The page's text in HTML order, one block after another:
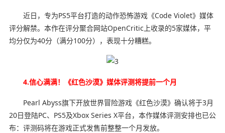
近日，专为PS5平台打造的动作恐怖游戏《Code Violet》媒体
评分解禁。本作在评分聚合网站OpenCritic上收录的5家媒体，平
均分仅为40分（满分100分），表现十分糟糕。
4.信心满满！《红色沙漠》媒体评测将提前一个月
Pearl Abyss旗下开放世界冒险游戏《红色沙漠》确认将于3月
20日登陆PC、PS5及Xbox Series X平台，本作媒体评测安排也已公
布：评测码将在游戏正式发售前整整一个月发放。